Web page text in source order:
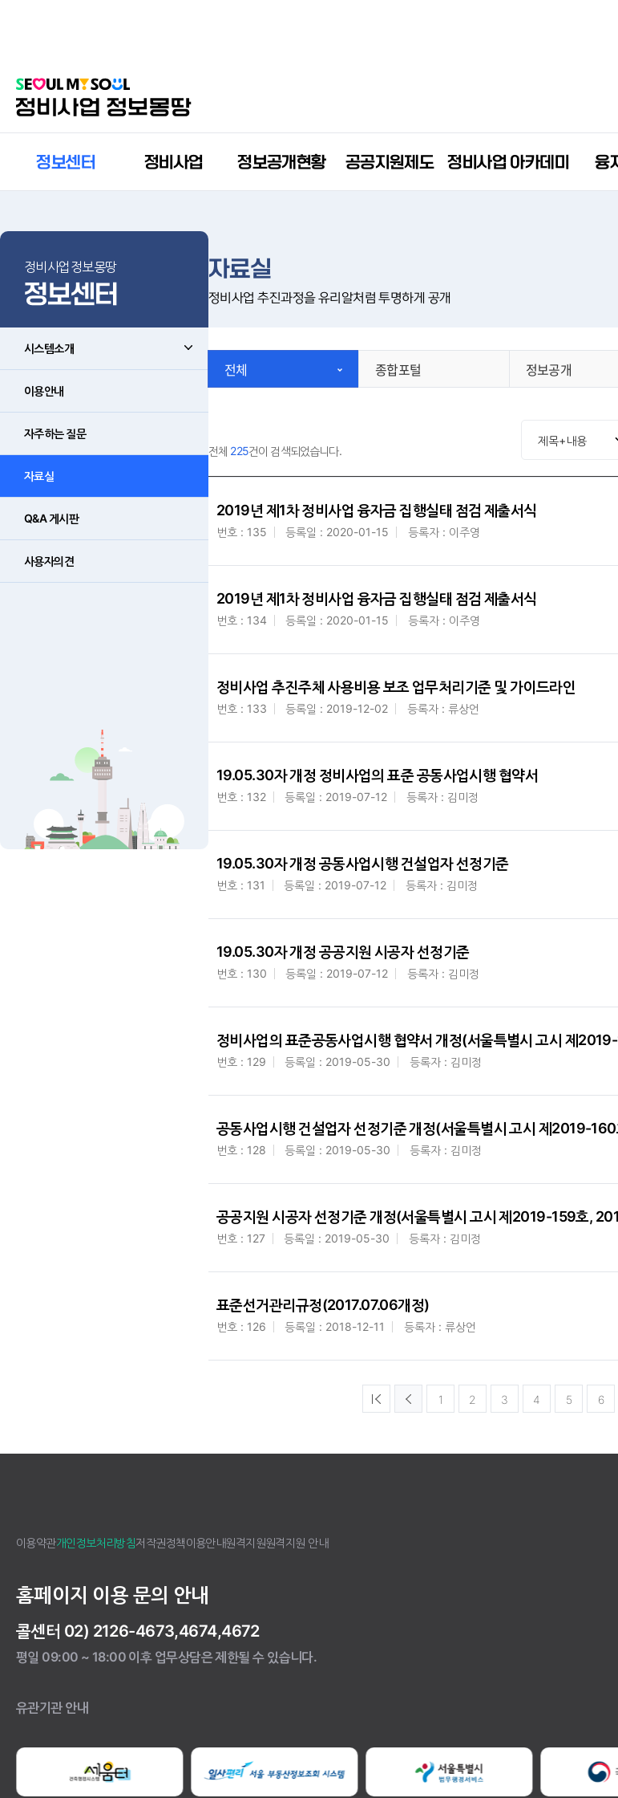
정보센터 정비사업 정보공개현황 공공지원제도 정비사업 아카데미 융
정비사업정보몽땅
정보센터
시스템소개
이용안내
자주하는 질문
자료실
Q&A 게시판
사용자의견
자료실
정비사업 추진과정을 유리알처럼 투명하게 공개
전체 종합포털 정보공개
전체 225건이 검색되었습니다.
2019년 제1차 정비사업 융자금 집행실태 점검 제출서식
번호 : 135 등록일 : 2020-01-15 등록자 : 이주영
2019년 제1차 정비사업 융자금 집행실태 점검 제출서식
번호 : 134 등록일 : 2020-01-15 등록자 : 이주영
정비사업 추진주체 사용비용 보조 업무처리기준 및 가이드라인
번호 : 133 등록일 : 2019-12-02 등록자 : 류상언
19.05.30자 개정 정비사업의 표준 공동사업시행 협약서
번호 : 132 등록일 : 2019-07-12 등록자 : 김미정
19.05.30자 개정 공동사업시행 건설업자 선정기준
번호 : 131 등록일 : 2019-07-12 등록자 : 김미정
19.05.30자 개정 공공지원 시공자 선정기준
번호 : 130 등록일 : 2019-07-12 등록자 : 김미정
정비사업의 표준공동사업시행 협약서 개정(서울특별시 고시 제
번호 : 129 등록일 : 2019-05-30 등록자 : 김미정
공동사업시행 건설업자 선정기준 개정(서울특별시 고시 제2019-
번호 : 128 등록일 : 2019-05-30 등록자 : 김미정
공공지원 시공자 선정기준 개정(서울특별시 고시 제2019-159호,
번호 : 127 등록일 : 2019-05-30 등록자 : 김미정
표준선거관리규정(2017.07.06개정)
번호 : 126 등록일 : 2018-12-11 등록자 : 류상언
1 2 3 4 5 6
이용약관개인정보처리방침저작권정책이용안내원격지원원격지원 안내
홈페이지 이용 문의 안내
콜센터 02) 2126-4673,4674,4672
평일 09:00 ~ 18:00 이후 업무상담은 제한될 수 있습니다.
유관기관 안내